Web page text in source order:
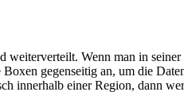
Wenn man in
gegenseitig an, um die
innerhalb einer Region, dann